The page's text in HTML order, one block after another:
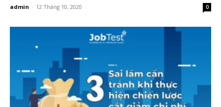
admin - 12 Tháng 10, 2020 0